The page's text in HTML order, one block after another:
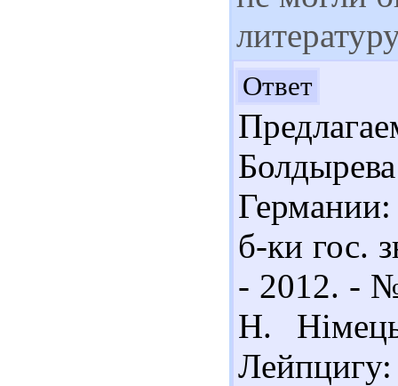
Ответ
Германии:
б-ки гос.
- 2012. -
Н.
Лейпцигу: